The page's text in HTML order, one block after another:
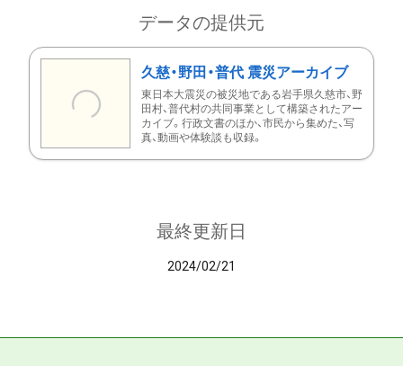
データの提供元
久慈・野田・普代 震災アーカイブ
東日本大震災の被災地である岩手県久慈市、野
田村、普代村の共同事業として構築されたアー
カイブ。行政文書のほか、市民から集めた、写
真、動画や体験談も収録。
最終更新日
2024/02/21